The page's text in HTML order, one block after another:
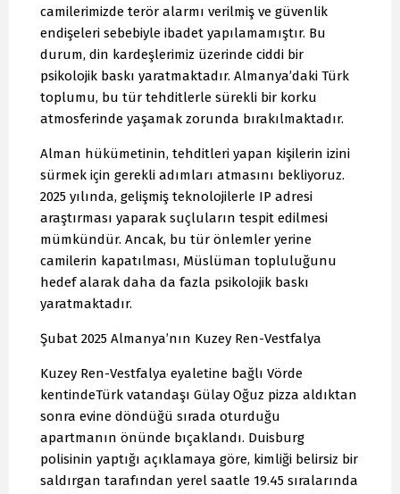
camilerimizde terör alarmı verilmiş ve güvenlik
endişeleri sebebiyle ibadet yapılamamıştır. Bu
durum, din kardeşlerimiz üzerinde ciddi bir
psikolojik baskı yaratmaktadır. Almanya’daki Türk
toplumu, bu tür tehditlerle sürekli bir korku
atmosferinde yaşamak zorunda bırakılmaktadır.
Alman hükümetinin, tehditleri yapan kişilerin izini
sürmek için gerekli adımları atmasını bekliyoruz.
2025 yılında, gelişmiş teknolojilerle IP adresi
araştırması yaparak suçluların tespit edilmesi
mümkündür. Ancak, bu tür önlemler yerine
camilerin kapatılması, Müslüman topluluğunu
hedef alarak daha da fazla psikolojik baskı
yaratmaktadır.
Şubat 2025 Almanya’nın Kuzey Ren-Vestfalya
Kuzey Ren-Vestfalya eyaletine bağlı Vörde
kentindeTürk vatandaşı Gülay Oğuz pizza aldıktan
sonra evine döndüğü sırada oturduğu
apartmanın önünde bıçaklandı. Duisburg
polisinin yaptığı açıklamaya göre, kimliği belirsiz bir
saldırgan tarafından yerel saatle 19.45 sıralarında